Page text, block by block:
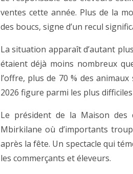
ventes cette année. Plus de la
des boucs, signe d’un recul
La situation apparaît d’autant
étaient déjà moins nombreux
l’offre, plus de 70 % des
2026 figure parmi les plus
Le président de la Maison des
Mbirkilane où d’importants
après la fête. Un spectacle qui
les commerçants et éleveurs.